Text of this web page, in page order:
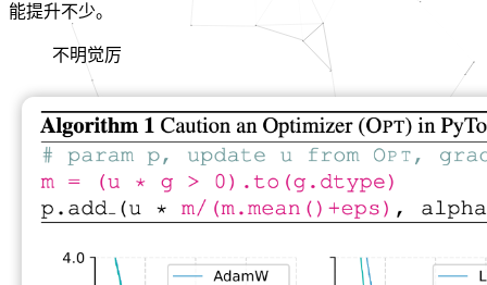
能提升不少。
不明觉厉